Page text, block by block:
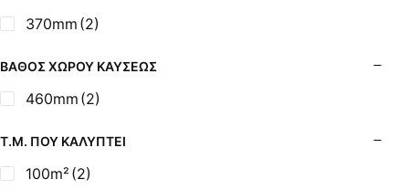
Ψησταριές
370mm (2)
ΒΆΘΟΣ ΧΏΡΟΥ ΚΑΎΣΕΩΣ
460mm (2)
Τ.Μ. ΠΟΥ ΚΑΛΎΠΤΕΙ
100m² (2)